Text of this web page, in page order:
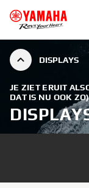
DISPLAYS
JE ZIET ERUIT
DAT IS NU OOK